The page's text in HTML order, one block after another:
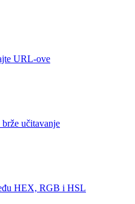
URL-ove
učitavanje
HEX, RGB i HSL